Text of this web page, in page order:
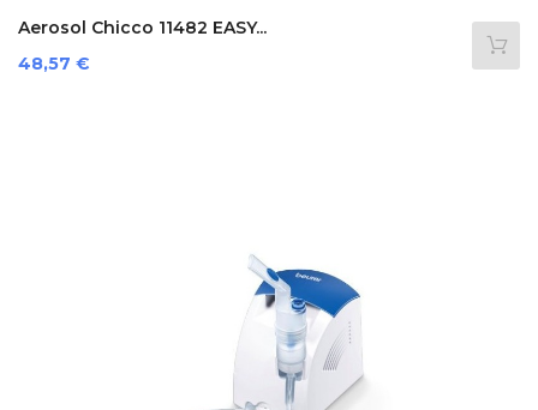
Aerosol Chicco 11482 EASY...
Prezzo
48,57 €